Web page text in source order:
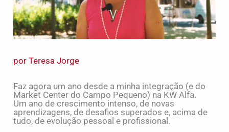
por Teresa Jorge
Faz agora um ano desde a minha integração (e do
Market Center do Campo Pequeno) na KW Alfa.
Um ano de crescimento intenso, de novas
aprendizagens, de desafios superados e, acima de
tudo, de evolução pessoal e profissional.